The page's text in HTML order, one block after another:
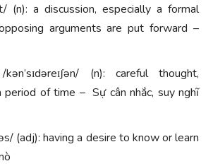
(n): a discussion, especially a formal
arguments are put forward –
(n): careful thought,
period of time – Sự cân nhắc, suy nghĩ
(adj): having a desire to know or learn